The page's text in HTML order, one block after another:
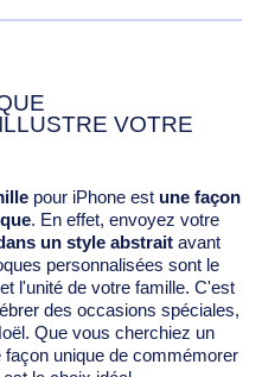
VOTRE
pour iPhone est une façon
. En effet, envoyez votre
un style abstrait avant
personnalisées sont le
l'unité de votre famille. C'est
des occasions spéciales,
Que vous cherchiez un
unique de commémorer